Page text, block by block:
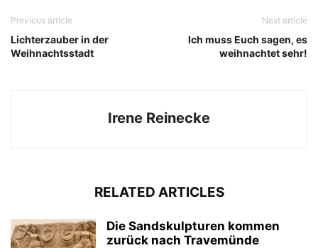
Previous article
Lichterzauber in der
Weihnachtsstadt
Next article
Ich muss Euch sagen, es
weihnachtet sehr!
Irene Reinecke
RELATED ARTICLES
Die Sandskulpturen kommen
zurück nach Travemünde